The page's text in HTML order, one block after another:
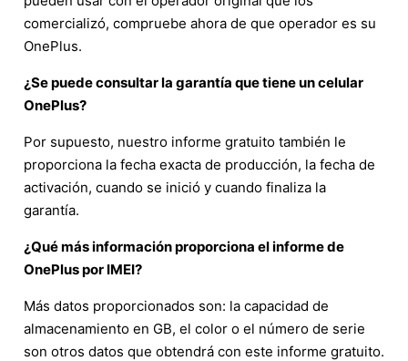
comercializó, compruebe ahora de que operador es su
OnePlus.
¿Se puede consultar la garantía que tiene un celular
OnePlus?
Por supuesto, nuestro informe gratuito también le
proporciona la fecha exacta de producción, la fecha de
activación, cuando se inició y cuando finaliza la
garantía.
¿Qué más información proporciona el informe de
OnePlus por IMEI?
Más datos proporcionados son: la capacidad de
almacenamiento en GB, el color o el número de serie
son otros datos que obtendrá con este informe gratuito.